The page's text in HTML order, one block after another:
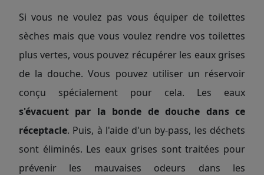
Si vous ne voulez pas vous équiper de toilettes
sèches mais que vous voulez rendre vos toilettes
plus vertes, vous pouvez récupérer les eaux grises
de la douche. Vous pouvez utiliser un réservoir
conçu spécialement pour cela. Les eaux
s'évacuent par la bonde de douche dans ce
réceptacle. Puis, à l'aide d'un by-pass, les déchets
sont éliminés. Les eaux grises sont traitées pour
prévenir les mauvaises odeurs dans les